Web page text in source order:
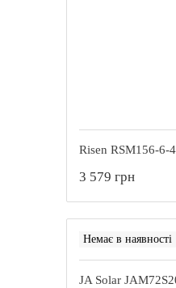
Risen RSM156-
3 579 грн
Немає в наявності
JA Solar